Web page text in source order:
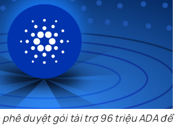
duyệt gói tài trợ 96 triệu ADA để